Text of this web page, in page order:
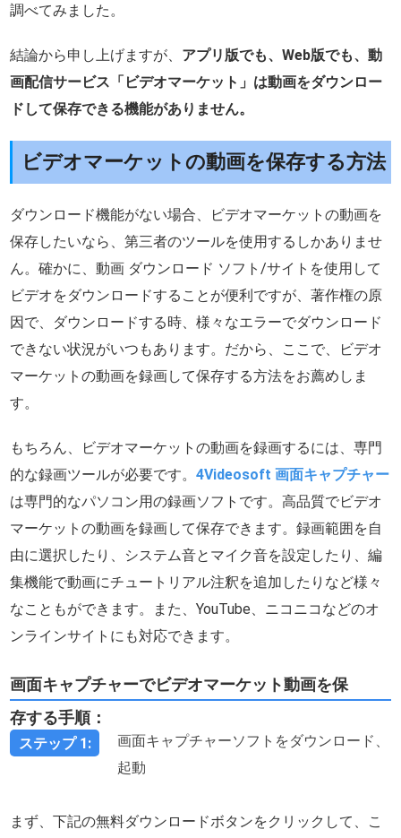
調べてみました。
結論から申し上げますが、 アプリ版でも、Web版でも、動
画配信サービス「ビデオマーケット」は動画をダウンロー
ドして保存できる機能がありません。
ビデオマーケットの動画を保存する方法
ダウンロード機能がない場合、ビデオマーケットの動画を
保存したいなら、第三者のツールを使用するしかありませ
ん。確かに、動画 ダウンロード ソフト/サイトを使用して
ビデオをダウンロードすることが便利ですが、著作権の原
因で、ダウンロードする時、様々なエラーでダウンロード
できない状況がいつもあります。だから、ここで、ビデオ
マーケットの動画を録画して保存する方法をお薦めしま
す。
もちろん、ビデオマーケットの動画を録画するには、専門
的な録画ツールが必要です。4Videosoft 画面キャプチャー
は専門的なパソコン用の録画ソフトです。高品質でビデオ
マーケットの動画を録画して保存できます。録画範囲を自
由に選択したり、システム音とマイク音を設定したり、編
集機能で動画にチュートリアル注釈を追加したりなど様々
なこともができます。また、YouTube、ニコニコなどのオ
ンラインサイトにも対応できます。
画面キャプチャーでビデオマーケット動画を保
存する手順：
ステップ 1:
画面キャプチャーソフトをダウンロード、
起動
まず、下記の無料ダウンロードボタンをクリックして、こ